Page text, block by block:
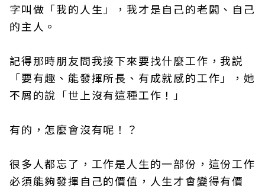
字叫做「我的人生」，我才是自己的老闆、自己
的主人。
記得那時朋友問我接下來要找什麼工作，我説
「要有趣、能發揮所長、有成就感的工作」，她
不屑的說「世上沒有這種工作！」
有的，怎麼會沒有呢！？
很多人都忘了，工作是人生的一部份，這份工作
必須能夠發揮自己的價值，人生才會變得有價